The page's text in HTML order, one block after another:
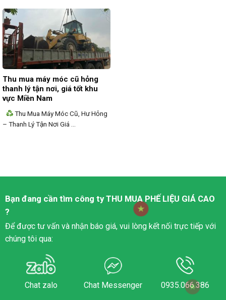
Thu mua máy móc cũ hỏng
thanh lý tận nơi, giá tốt khu
vực Miền Nam
Thu Mua Máy Móc Cũ, Hư Hỏng
– Thanh Lý Tận Nơi Giá ...
Bạn đang cần tìm công tyTHU MUA PHẾ LIỆU GIÁ CAO
?
Để được tư vấn và nhận báo giá, vui lòng kết nối trực tiếp với
chúng tôi qua:
Chat zalo Chat Messenger 0935.066.386